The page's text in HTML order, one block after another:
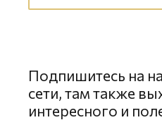
Подпишитесь на
сети, там также
интересного и